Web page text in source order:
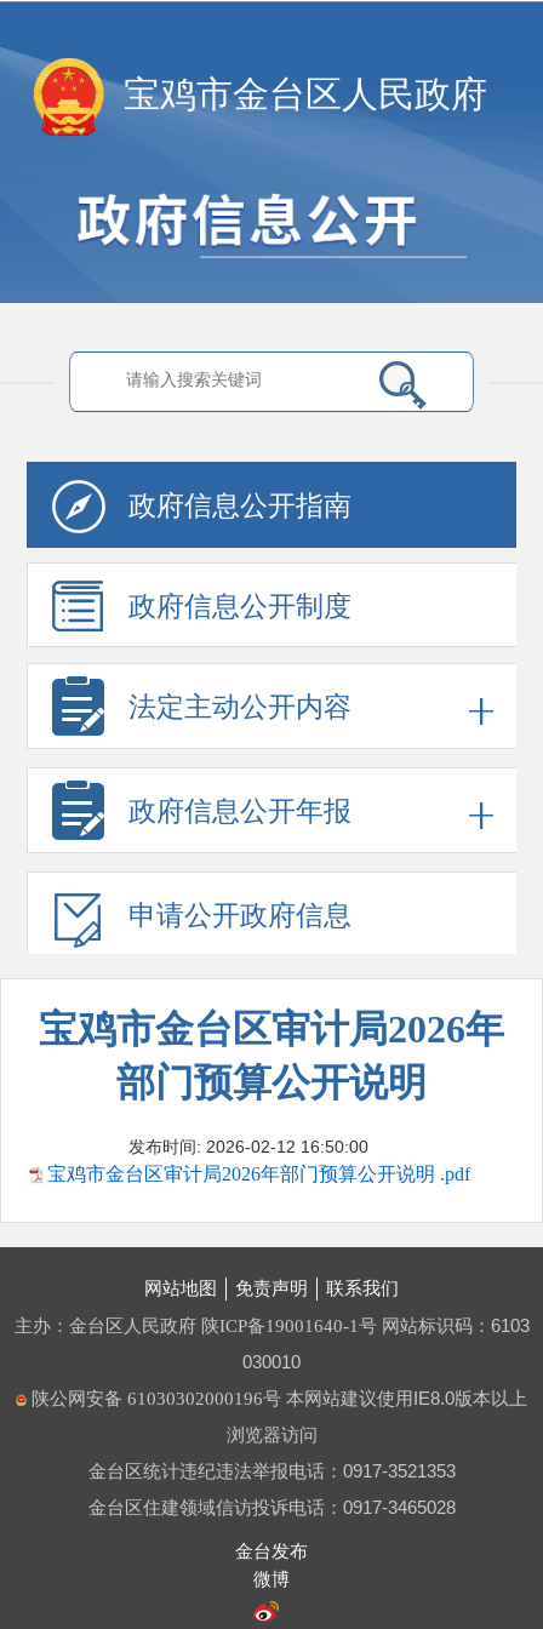
宝鸡市金台区人民政府
政府信息公开指南
政府信息公开制度
法定主动公开内容
政府信息公开年报
申请公开政府信息
宝鸡市金台区审计局2026年
部门预算公开说明
发布时间: 2026-02-12 16:50:00
宝鸡市金台区审计局2026年部门预算公开说明 .pdf
网站地图 免责声明 联系我们
主办：金台区人民政府 陕ICP备19001640-1号 网站标识码：6103
030010
陕公网安备 61030302000196号 本网站建议使用IE8.0版本以上
浏览器访问
金台区统计违纪违法举报电话：0917-3521353
金台区住建领域信访投诉电话：0917-3465028
金台发布
微博